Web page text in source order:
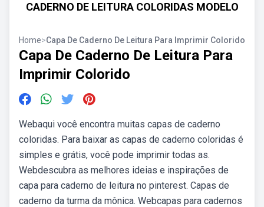
CADERNO DE LEITURA COLORIDAS MODELO
Home>Capa De Caderno De Leitura Para Imprimir Colorido
Capa De Caderno De Leitura Para
Imprimir Colorido
Webaqui você encontra muitas capas de caderno
coloridas. Para baixar as capas de caderno coloridas é
simples e grátis, você pode imprimir todas as.
Webdescubra as melhores ideias e inspirações de
capa para caderno de leitura no pinterest. Capas de
caderno da turma da mônica. Webcapas para cadernos